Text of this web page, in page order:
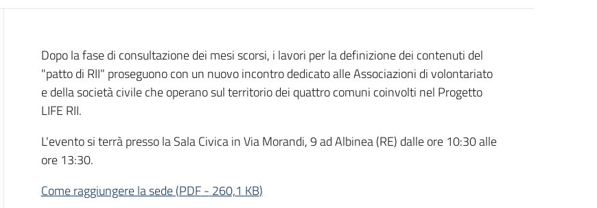
Introduzione
Dopo la fase di consultazione dei mesi scorsi, i lavori per la definizione dei contenuti del
"patto di RII" proseguono con un nuovo incontro dedicato alle Associazioni di volontariato
e della società civile che operano sul territorio dei quattro comuni coinvolti nel Progetto
LIFE RII.
L'evento si terrà presso la Sala Civica in Via Morandi, 9 ad Albinea (RE) dalle ore 10:30 alle
ore 13:30.
Come raggiungere la sede(PDF- 260,1 KB)